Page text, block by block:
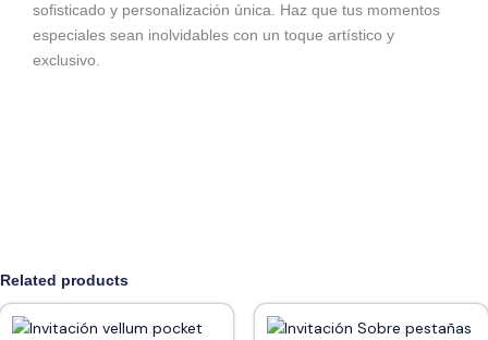
sofisticado y personalización única. Haz que tus momentos
especiales sean inolvidables con un toque artístico y
exclusivo.
Related products